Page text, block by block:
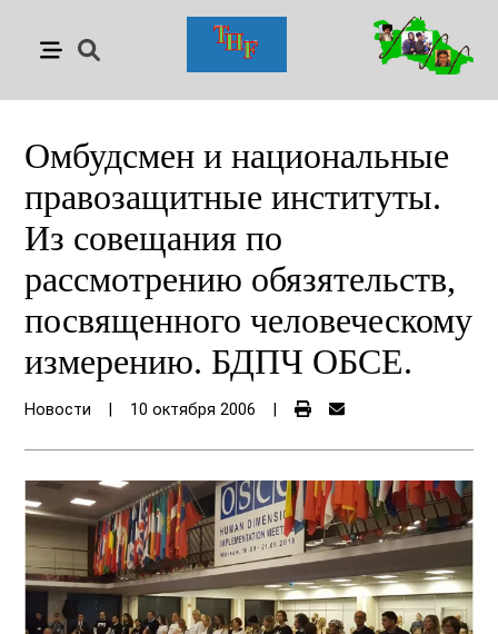
Омбудсмен и национальные
правозащитные институты.
Из совещания по
рассмотрению обязятельств,
посвященного человеческому
измерению. БДПЧ ОБСЕ.
Новости 10 октября 2006